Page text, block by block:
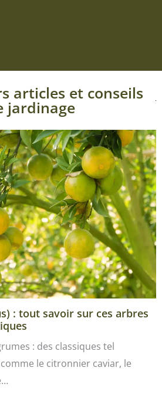
articles et conseils
jardinage
: tout savoir sur ces arbres
: des classiques tel
le citronnier caviar, le